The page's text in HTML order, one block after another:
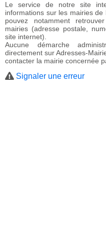
Le service de notre site
informations sur les mairies
pouvez notamment
mairies (adresse postale,
site internet).
Aucune démarche
directement sur Adresses-
contacter la mairie concernée
Signaler une erreur